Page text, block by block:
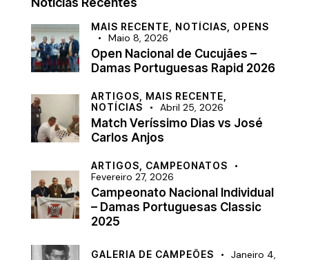
MAIS RECENTE, NOTÍCIAS, OPENS
Maio 8, 2026
Open Nacional de Cucujães –
Damas Portuguesas Rapid 2026
ARTIGOS, MAIS RECENTE,
NOTÍCIAS
Abril 25, 2026
Match Veríssimo Dias vs José
Carlos Anjos
ARTIGOS, CAMPEONATOS
Fevereiro 27, 2026
Campeonato Nacional Individual
– Damas Portuguesas Classic
2025
GALERIA DE CAMPEÕES
Janeiro 4,